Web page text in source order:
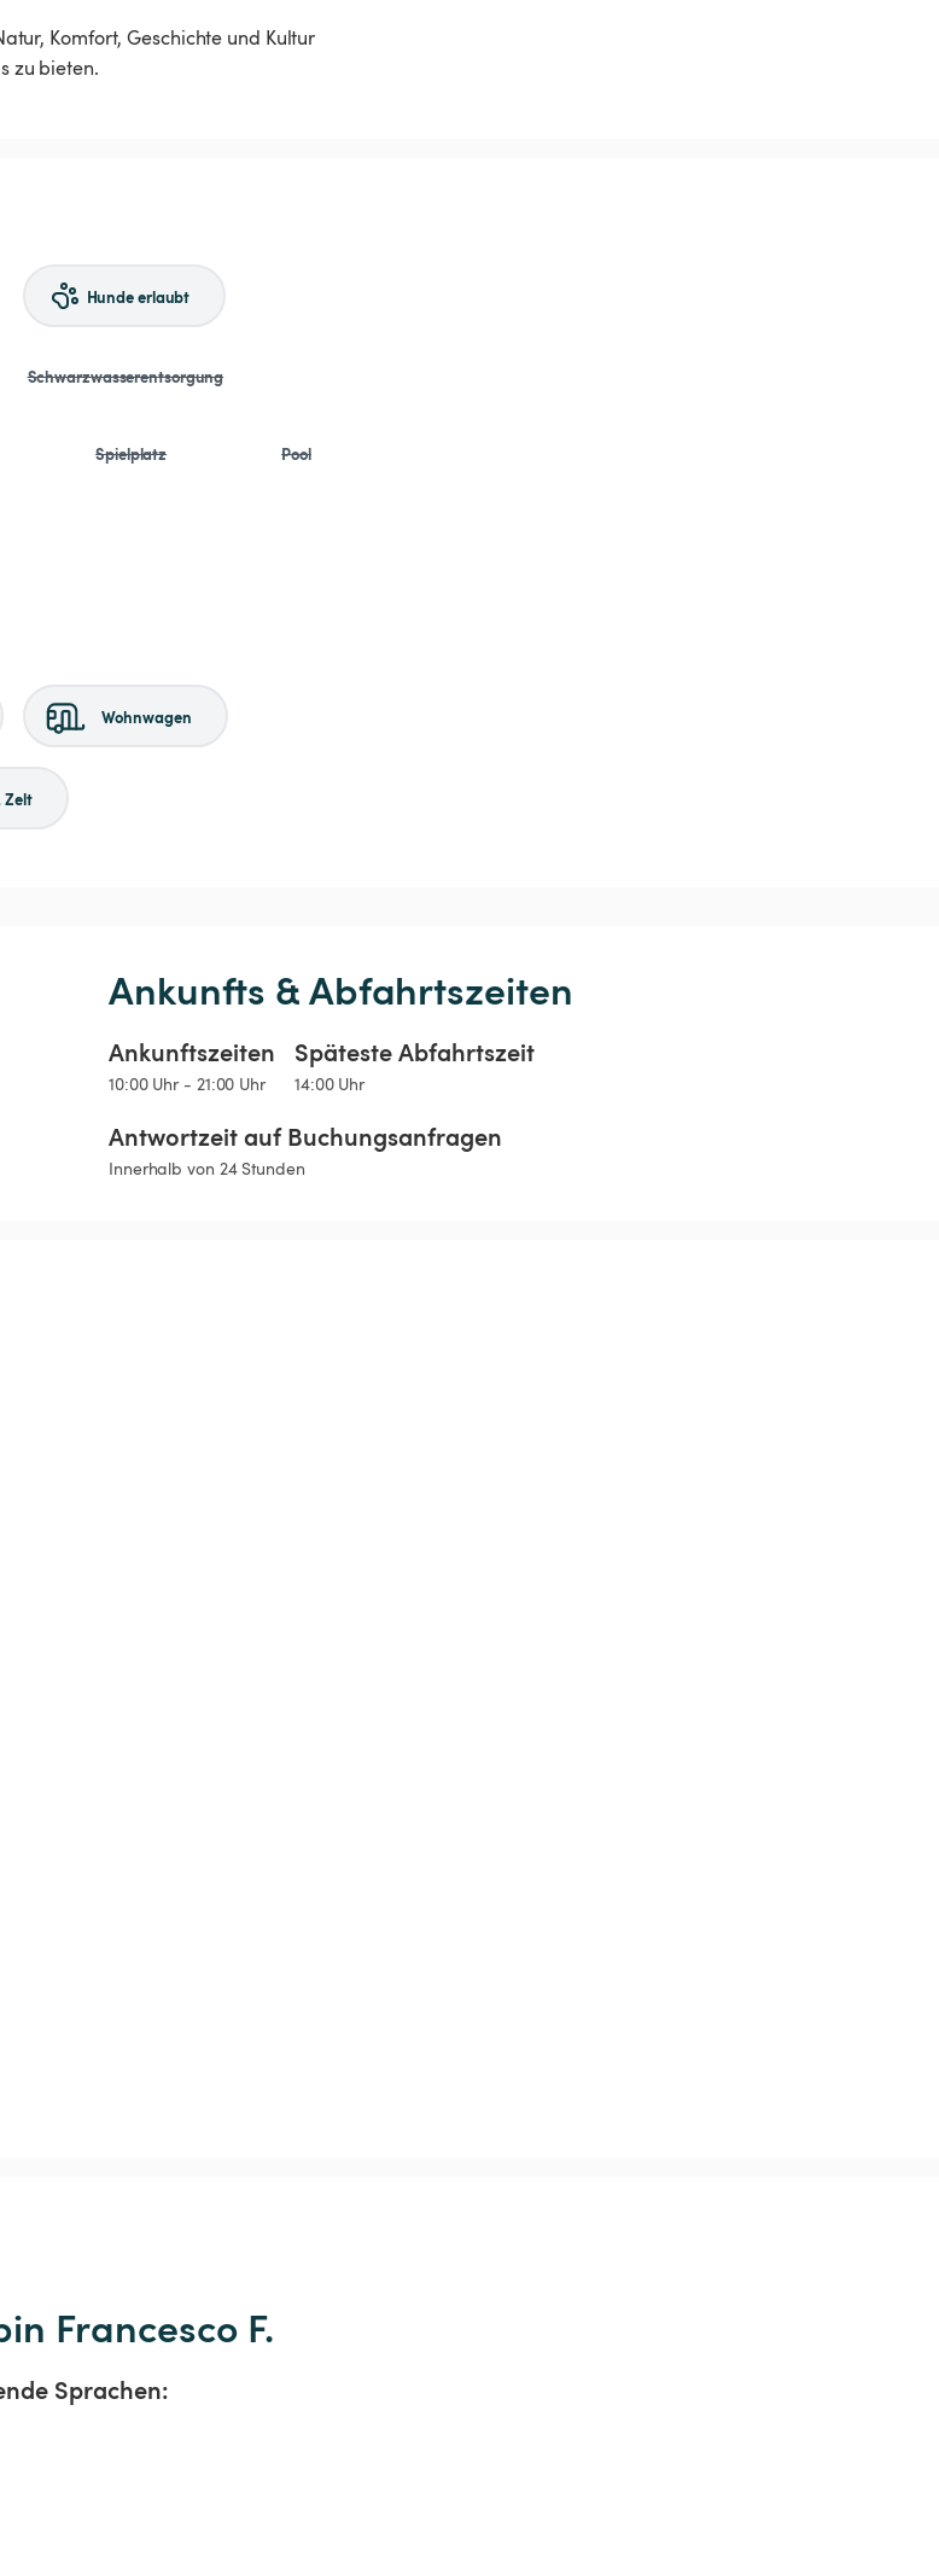
Komfort, Geschichte und Kultur
zu bieten.
Hunde erlaubt
Schwarzwasserentsorgung
Spielplatz Pool
Wohnwagen
Zelt
Ankunfts & Abfahrtszeiten
Ankunftszeiten
10:00 Uhr - 21:00 Uhr
Späteste Abfahrtszeit
14:00 Uhr
Antwortzeit auf Buchungsanfragen
Innerhalb von 24 Stunden
Francesco F.
Sprachen: